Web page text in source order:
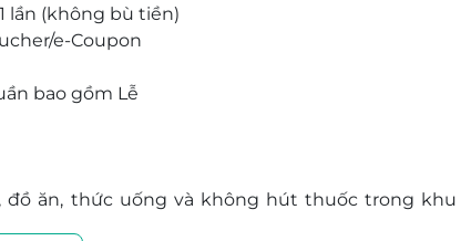
lần (không bù tiền)
e-Coupon
bao gồm Lễ
đồ ăn, thức uống và không hút thuốc trong khu